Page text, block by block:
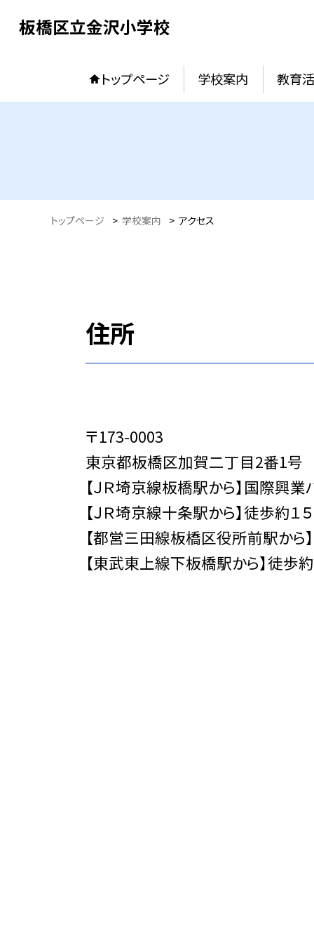
板橋区立金沢小学校
トップページ 学校案内 教育
トップページ > 学校案内 > アクセス
住所
〒173-0003
東京都板橋区加賀二丁目2番1号
【ＪＲ埼京線板橋駅から】国際興業
【ＪＲ埼京線十条駅から】徒歩約１
【都営三田線板橋区役所前駅から
【東武東上線下板橋駅から】徒歩